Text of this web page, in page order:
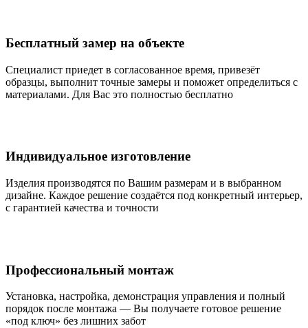
Бесплатный замер на объекте
Специалист приедет в согласованное время, привезёт
образцы, выполнит точные замеры и поможет определиться с
материалами. Для Вас это полностью бесплатно
Индивидуальное изготовление
Изделия производятся по Вашим размерам и в выбранном
дизайне. Каждое решение создаётся под конкретный интерьер,
с гарантией качества и точности
Профессиональный монтаж
Установка, настройка, демонстрация управления и полный
порядок после монтажа — Вы получаете готовое решение
«под ключ» без лишних забот